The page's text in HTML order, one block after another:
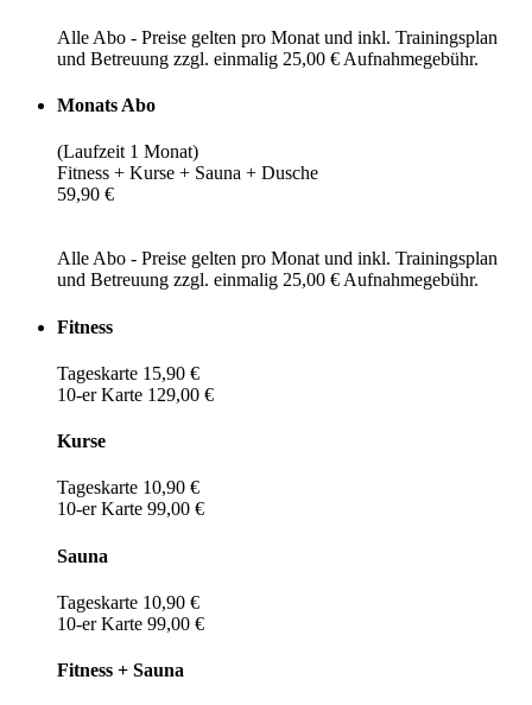
Alle Abo - Preise gelten pro Monat und inkl. Trainingsplan
und Betreuung zzgl. einmalig 25,00 € Aufnahmegebühr.
Monats Abo
(Laufzeit 1 Monat)
Fitness + Kurse + Sauna + Dusche
59,90 €
Alle Abo - Preise gelten pro Monat und inkl. Trainingsplan
und Betreuung zzgl. einmalig 25,00 € Aufnahmegebühr.
Fitness
Tageskarte 15,90 €
10-er Karte 129,00 €
Kurse
Tageskarte 10,90 €
10-er Karte 99,00 €
Sauna
Tageskarte 10,90 €
10-er Karte 99,00 €
Fitness + Sauna